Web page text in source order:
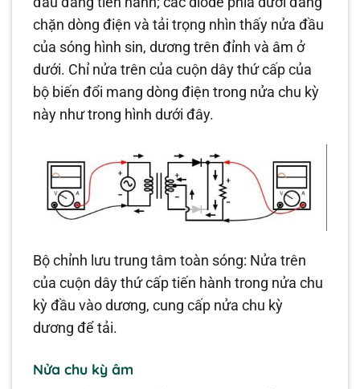
chặn dòng điện và tải trọng nhìn thấy nửa đầu
của sóng hình sin, dương trên đỉnh và âm ở
dưới. Chỉ nửa trên của cuộn dây thứ cấp của
bộ biến đổi mang dòng điện trong nửa chu kỳ
này như trong hình dưới đây.
Bộ chỉnh lưu trung tâm toàn sóng: Nửa trên
của cuộn dây thứ cấp tiến hành trong nửa chu
kỳ đầu vào dương, cung cấp nửa chu kỳ
dương để tải.
Nửa chu kỳ âm